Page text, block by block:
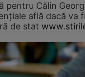
pentru Călin
află dacă va
de stat